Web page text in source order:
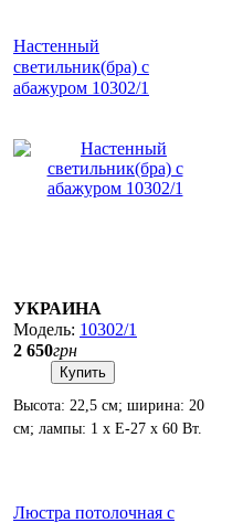
Настенный
светильник(бра) с
абажуром 10302/1
УКРАИНА
10302/1
2 650грн
Купить
Высота: 22,5 см; ширина: 20
см; лампы: 1 х Е-27 х 60 Вт.
Люстра потолочная с